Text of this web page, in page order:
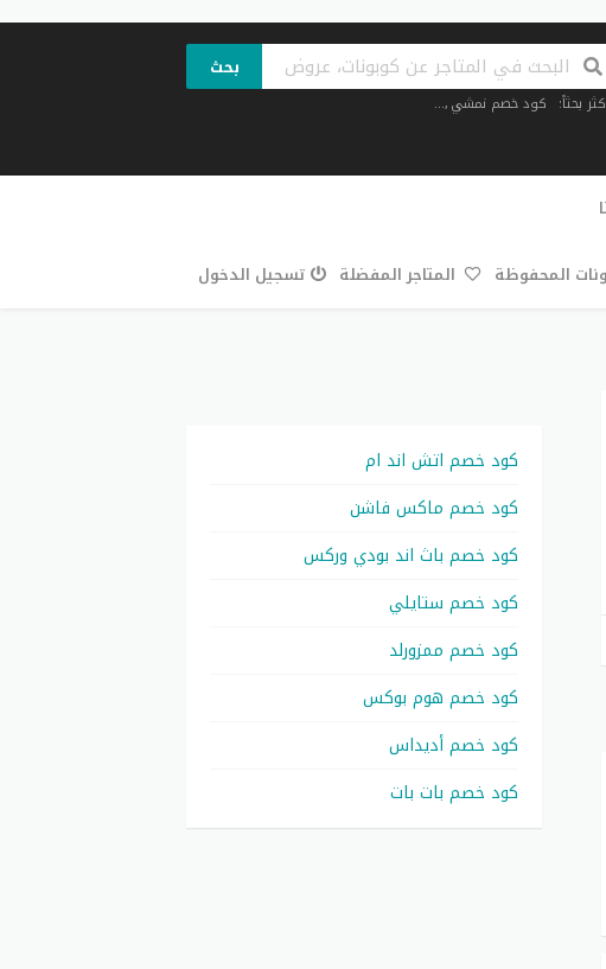
بحث
بحثاً: كود خصم نمشي,...
تخطي
المحفوظة المتاجر المفضلة تسجيل الدخول
كود خصم اتش اند ام
كود خصم ماكس فاشن
كود خصم باث اند بودي وركس
كود خصم ستايلي
كود خصم ممزورلد
كود خصم هوم بوكس
كود خصم أديداس
كود خصم بات بات